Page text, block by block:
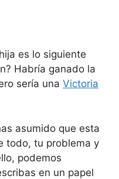
es lo siguiente
Habría ganado la
sería una Victoria
asumido que esta
todo, tu problema y
podemos
en un papel